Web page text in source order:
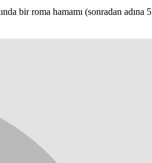
bir roma hamamı (sonradan adına